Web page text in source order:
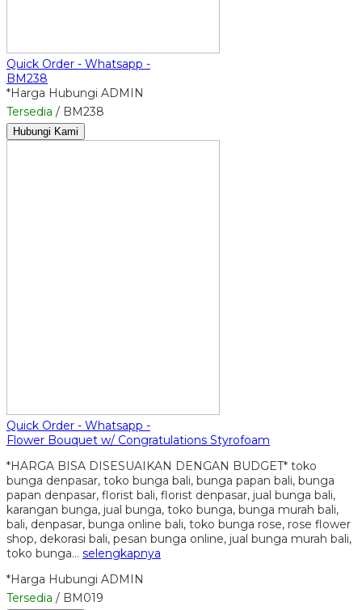
Quick Order - Whatsapp -
BM238
*Harga Hubungi ADMIN
Tersedia / BM238
Hubungi Kami
Quick Order - Whatsapp -
Flower Bouquet w/ Congratulations Styrofoam
*HARGA BISA DISESUAIKAN DENGAN BUDGET* toko
bunga denpasar, toko bunga bali, bunga papan bali, bunga
papan denpasar, florist bali, florist denpasar, jual bunga bali,
karangan bunga, jual bunga, toko bunga, bunga murah bali,
bali, denpasar, bunga online bali, toko bunga rose, rose flower
shop, dekorasi bali, pesan bunga online, jual bunga murah bali,
toko bunga… selengkapnya
*Harga Hubungi ADMIN
Tersedia / BM019